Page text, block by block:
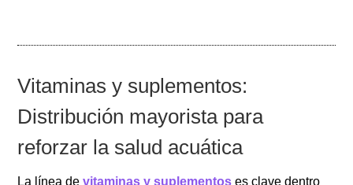
Vitaminas y suplementos:
Distribución mayorista para
reforzar la salud acuática
La línea devitaminas y suplementos es clave dentro